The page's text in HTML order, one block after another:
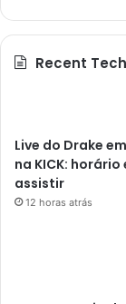
Recent
Live do Drake
na KICK: horário
assistir
12 horas atrás